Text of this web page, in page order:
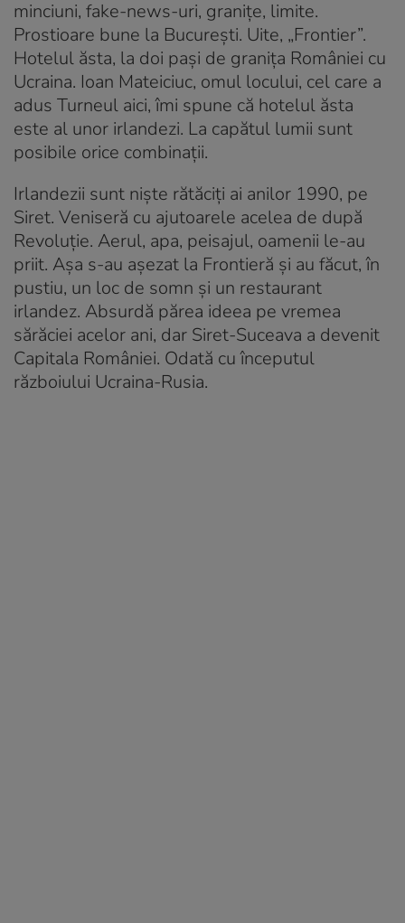
minciuni, fake-news-uri, granițe, limite.
Prostioare bune la București. Uite, „Frontier”.
Hotelul ăsta, la doi pași de granița României cu
Ucraina. Ioan Mateiciuc, omul locului, cel care a
adus Turneul aici, îmi spune că hotelul ăsta
este al unor irlandezi. La capătul lumii sunt
posibile orice combinații.
Irlandezii sunt niște rătăciți ai anilor 1990, pe
Siret. Veniseră cu ajutoarele acelea de după
Revoluție. Aerul, apa, peisajul, oamenii le-au
priit. Așa s-au așezat la Frontieră și au făcut, în
pustiu, un loc de somn și un restaurant
irlandez. Absurdă părea ideea pe vremea
sărăciei acelor ani, dar Siret-Suceava a devenit
Capitala României. Odată cu începutul
războiului Ucraina-Rusia.